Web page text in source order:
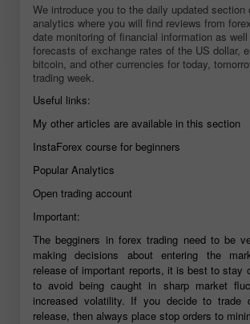
We introduce you to the daily updated section
analytics where you will find reviews from
date monitoring of financial information as
forecasts of exchange rates of the US dollar,
bitcoin, and other currencies for today,
trading week.
Useful links:
My other articles are available in this section
InstaForex course for beginners
Popular Analytics
Open trading account
Important:
The begginers in forex trading need to be
making decisions about entering the
release of important reports, it is best to stay
to avoid being caught in sharp market
increased volatility. If you decide to trade
release, then always place stop orders to